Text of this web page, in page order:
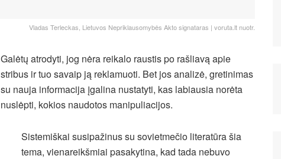
Vladas Terleckas, Lietuvos Nepriklausomybės Akto signataras | voruta.lt nuotr.
Galėtų atrodyti, jog nėra reikalo raustis po rašliavą apie
stribus ir tuo savaip ją reklamuoti. Bet jos analizė, gretinimas
su nauja informacija įgalina nustatyti, kas labiausia norėta
nuslėpti, kokios naudotos manipuliacijos.
Sistemiškai susipažinus su sovietmečio literatūra šia
tema, vienareikšmiai pasakytina, kad tada nebuvo